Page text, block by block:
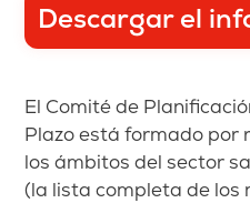
Descargar el
El Comité de
Plazo está formado por
los ámbitos del sector
(la lista completa de los